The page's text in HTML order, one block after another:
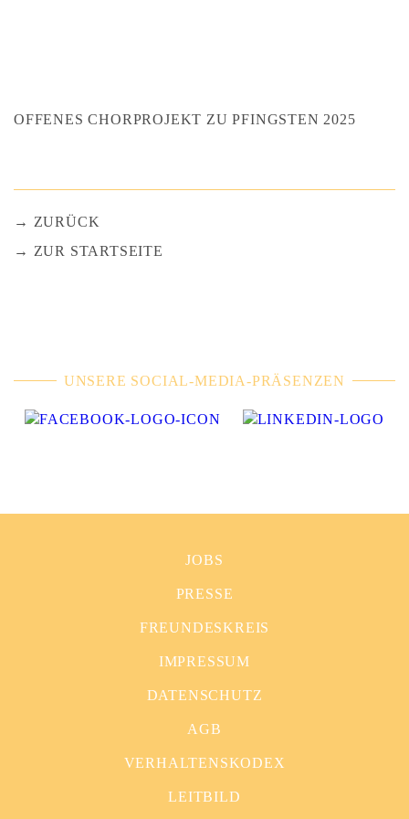
OFFENES CHORPROJEKT ZU PFINGSTEN 2025
ZURÜCK
ZUR STARTSEITE
UNSERE SOCIAL-MEDIA-PRÄSENZEN
JOBS
PRESSE
FREUNDESKREIS
IMPRESSUM
DATENSCHUTZ
AGB
VERHALTENSKODEX
LEITBILD